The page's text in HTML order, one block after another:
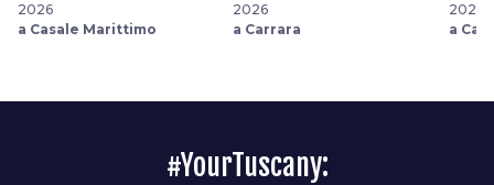
2026
a Casale Marittimo
2026
a Carrara
2026
a
#YourTuscany: